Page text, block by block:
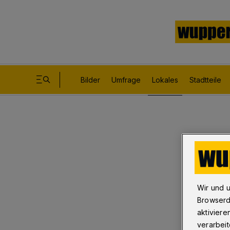
Bilder Umfrage Lokales Stadtteile
Wir und